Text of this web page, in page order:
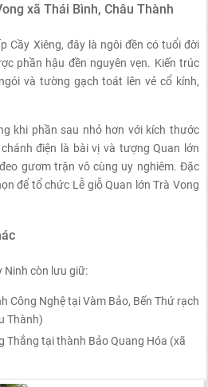
xã Thái Bình, Châu Thành
Cầy Xiêng, đây là ngôi đền có tuổi đời
phần hậu đền nguyên vẹn. Kiến trúc
và tường gạch toát lên vẻ cổ kính,
khi phần sau nhỏ hơn với kích thước
điện là bài vị và tượng Quan lớn
gươm trận vô cùng uy nghiêm. Đặc
để tổ chức Lễ giỗ Quan lớn Trà Vong
Ninh còn lưu giữ:
Công Nghệ tại Vàm Bảo, Bến Thứ rạch
Thành)
Thắng tại thành Bảo Quang Hóa (xã